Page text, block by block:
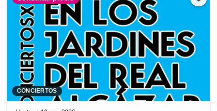
CONCIERTOS